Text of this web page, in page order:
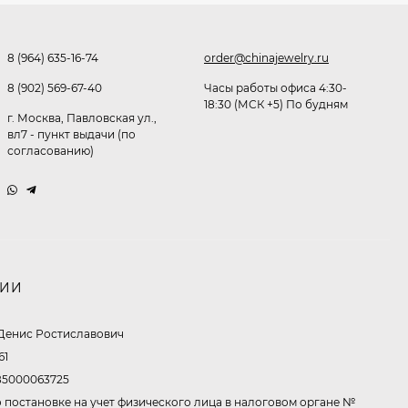
253₽
8 (964) 635-16-74
8 (902) 569-67-40
г. Москва, Павловская ул.,
вл7 - пункт выдачи (по
согласованию)
order@chinajewelry.ru
Часы работы офиса 4:30-
18:30 (МСК +5) По будням
Ростиславович
на учет физического лица в налоговом органе №